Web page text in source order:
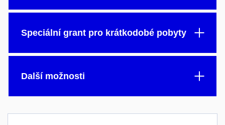
Speciální grant pro krátkodobé pobyty
Další možnosti